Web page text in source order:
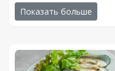
Показать больше